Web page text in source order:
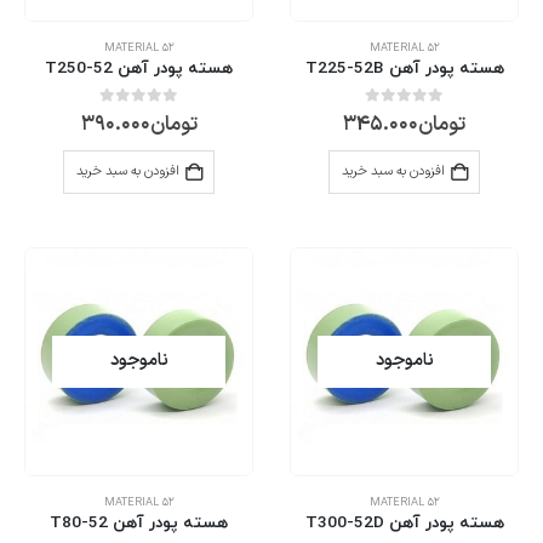
MATERIAL 52
هسته پودر آهن T225-52B
0از 5
تومان345.000
افزودن به سبد خرید
MATERIAL 52
هسته پودر آهن T250-52
از 5
تومان390.000
افزودن به سبد خرید
ناموجود
MATERIAL 52
هسته پودر آهن T300-52D
ناموجود
MATERIAL 52
هسته پودر آهن T80-52